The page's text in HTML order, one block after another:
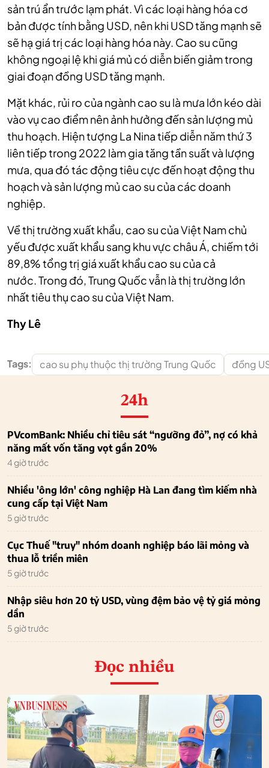
sản trú ẩn trước lạm phát. Vì các loại hàng hóa cơ
bản được tính bằng USD, nên khi USD tăng mạnh sẽ
sẽ hạ giá trị các loại hàng hóa này. Cao su cũng
không ngoại lệ khi giá mủ có diễn biến giảm trong
giai đoạn đồng USD tăng mạnh.
Mặt khác, rủi ro của ngành cao su là mưa lớn kéo dài
vào vụ cao điểm nên ảnh hưởng đến sản lượng mủ
thu hoạch. Hiện tượng La Nina tiếp diễn năm thứ 3
liên tiếp trong 2022 làm gia tăng tần suất và lượng
mưa, qua đó tác động tiêu cực đến hoạt động thu
hoạch và sản lượng mủ cao su của các doanh
nghiệp.
Về thị trường xuất khẩu, cao su của Việt Nam chủ
yếu đượcxuất khẩu sang khu vực châu Á, chiếm tới
89,8% tổng trị giá xuất khẩu cao su của cả
nước.Trong đó, Trung Quốc vẫn là thị trường lớn
nhất tiêu thụ cao su của Việt Nam.
Thy Lê
Tags: cao su phụ thuộc thị trường Trung Quốc đồng
24h
PVcomBank: Nhiều chỉ tiêu sát “ngưỡng đỏ”, nợ có khả
năng mất vốn tăng vọt gần 20%
4 giờ trước
Nhiều 'ông lớn' công nghiệp Hà Lan đang tìm kiếm nhà
cung cấp tại Việt Nam
5 giờ trước
Cục Thuế "truy" nhóm doanh nghiệp báo lãi mỏng và
thua lỗ triền miên
5 giờ trước
Nhập siêu hơn 20 tỷ USD, vùng đệm bảo vệ tỷ giá mỏng
dần
5 giờ trước
Đọc nhiều